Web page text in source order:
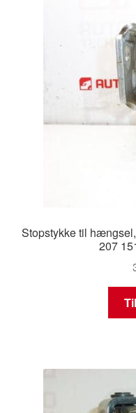
Stopstykke til
207